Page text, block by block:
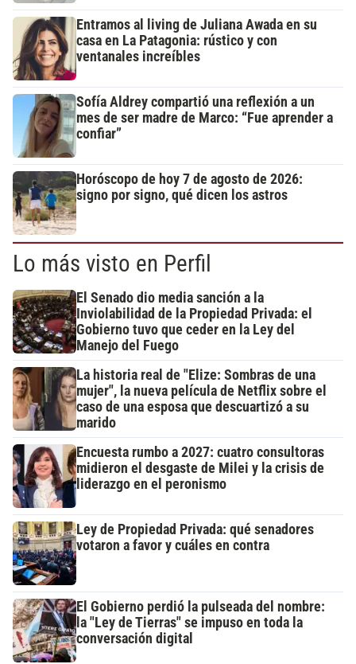
Entramos al living de Juliana Awada en su
casa en La Patagonia: rústico y con
ventanales increíbles
Sofía Aldrey compartió una reflexión a un
mes de ser madre de Marco: “Fue aprender a
confiar”
Horóscopo de hoy 7 de agosto de 2026:
signo por signo, qué dicen los astros
Lo más visto en Perfil
El Senado dio media sanción a la
Inviolabilidad de la Propiedad Privada: el
Gobierno tuvo que ceder en la Ley del
Manejo del Fuego
La historia real de "Elize: Sombras de una
mujer", la nueva película de Netflix sobre el
caso de una esposa que descuartizó a su
marido
Encuesta rumbo a 2027: cuatro consultoras
midieron el desgaste de Milei y la crisis de
liderazgo en el peronismo
Ley de Propiedad Privada: qué senadores
votaron a favor y cuáles en contra
El Gobierno perdió la pulseada del nombre:
la "Ley de Tierras" se impuso en toda la
conversación digital